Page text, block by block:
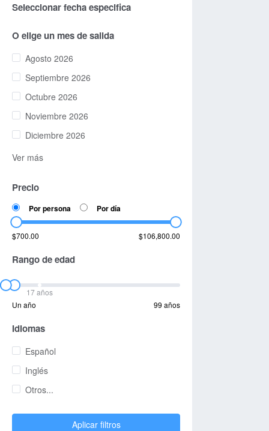
Seleccionar fecha especifica
O elige un mes de salida
Agosto 2026
Septiembre 2026
Octubre 2026
Noviembre 2026
Diciembre 2026
Ver más
Precio
Por persona Por día
$700.00 $106,800.00
Rango de edad
17 años
Un año
99 años
Idiomas
Español
Inglés
Otros...
Aplicar filtros